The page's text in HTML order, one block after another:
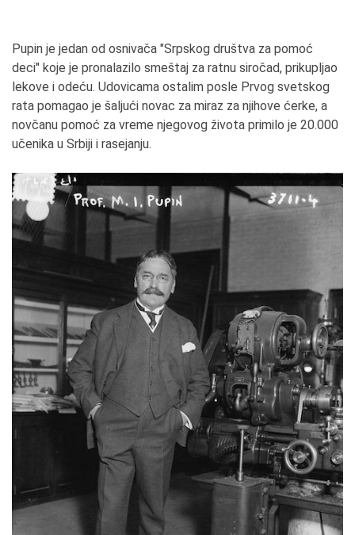
Pupin je jedan od osnivača "Srpskog društva za pomoć
deci" koje je pronalazilo smeštaj za ratnu siročad, prikupljao
lekove i odeću. Udovicama ostalim posle Prvog svetskog
rata pomagao je šaljući novac za miraz za njihove ćerke, a
novčanu pomoć za vreme njegovog života primilo je 20.000
učenika u Srbiji i rasejanju.